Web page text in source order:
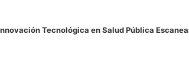
Tecnológica en Salud Pública